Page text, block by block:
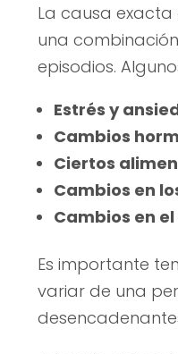
La causa
una
episodios.
Estrés y
Cambios
Ciertos
Cambios en
Cambios en
Es importante
variar de una